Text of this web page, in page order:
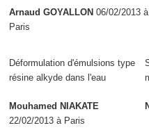
Arnaud GOYALLON 06/02/2013 à
Paris
Déformulation d'émulsions type
résine alkyde dans l'eau
Mouhamed NIAKATE
22/02/2013 à Paris